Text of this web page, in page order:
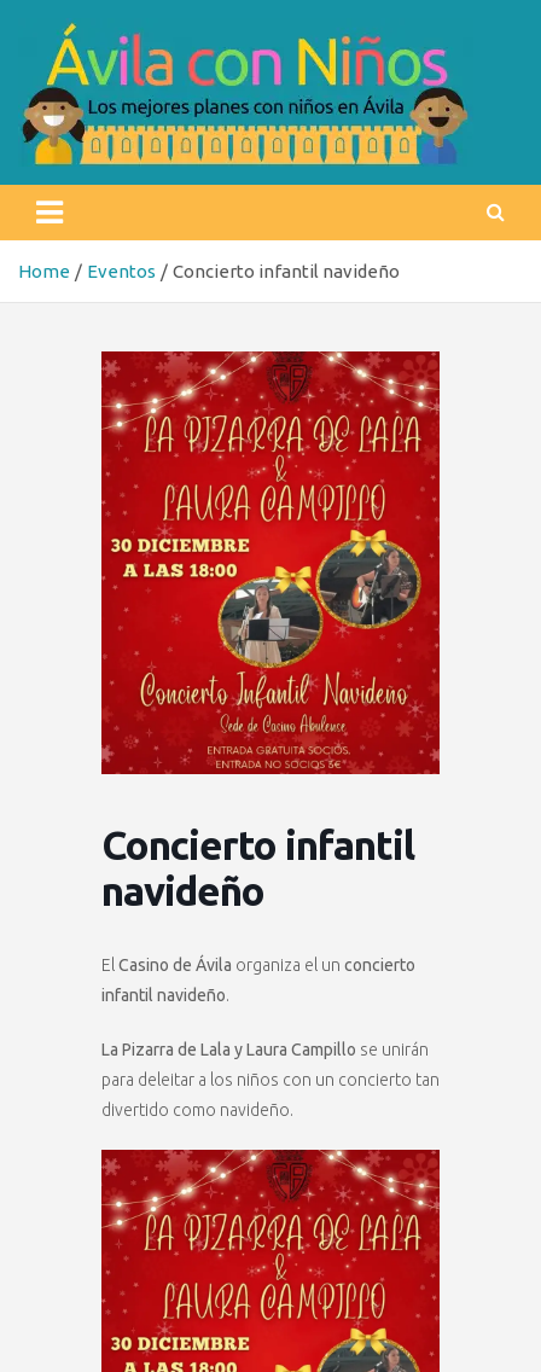
content
Ávila con niños
Home Eventos Concierto infantil navideño
Concierto infantil
navideño
El Casino de Ávila organiza el un concierto
infantil navideño.
La Pizarra de Lala y Laura Campillo se unirán
para deleitar a los niños con un concierto tan
divertido como navideño.